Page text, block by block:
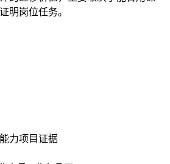
明岗位任务。
力项目证据